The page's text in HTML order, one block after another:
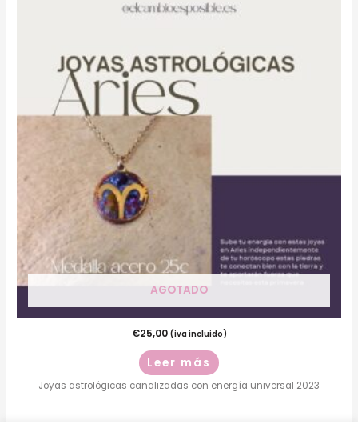
AGOTADO
€25,00 (iva incluido)
Leer más
Joyas astrológicas canalizadas con energía universal 2023